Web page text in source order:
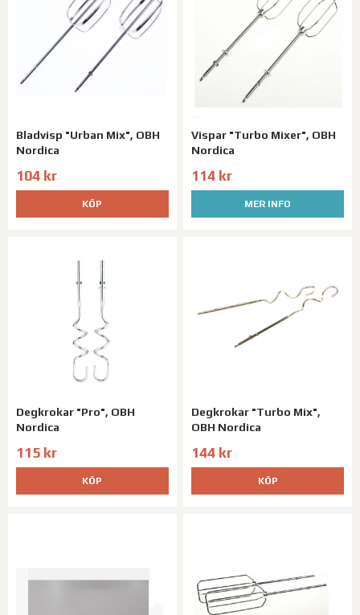
Bladvisp "Urban Mix", OBH
Nordica
104 kr
KÖP
Vispar "Turbo Mixer", OBH
Nordica
114 kr
MER INFO
Degkrokar "Pro", OBH
Nordica
115 kr
KÖP
Degkrokar "Turbo Mix",
OBH Nordica
144 kr
KÖP